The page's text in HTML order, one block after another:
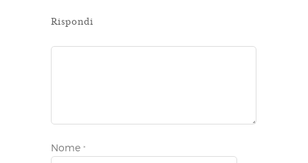
Rispondi
Nome *